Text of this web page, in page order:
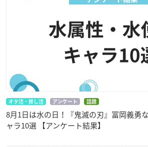
オタ活・推し活 アンケート 話題
8月1日は水の日！『鬼滅の刃』冨岡義勇
ャラ10選 【アンケート結果】